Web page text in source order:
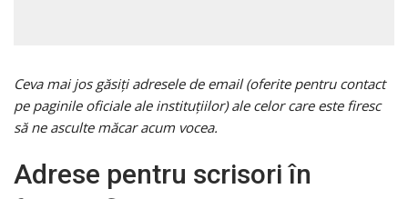
Ceva mai jos găsiți adresele de email (oferite pentru contact
pe paginile oficiale ale instituțiilor) ale celor care este firesc
să ne asculte măcar acum vocea.
Adrese pentru scrisori în